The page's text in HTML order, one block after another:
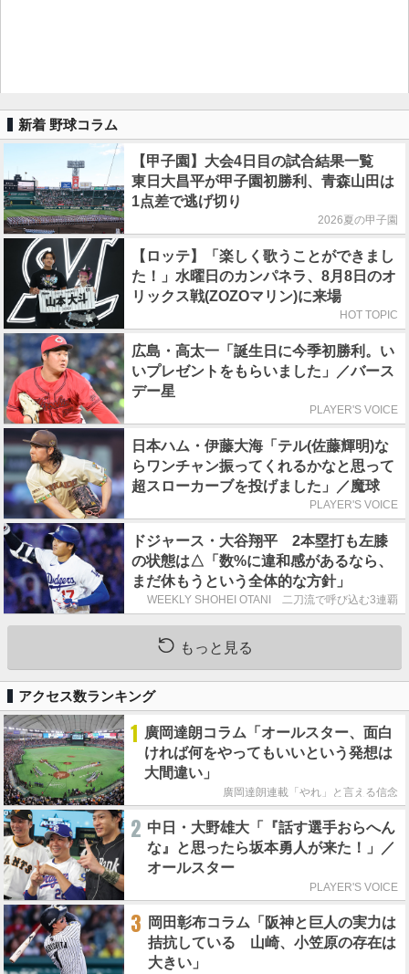
新着 野球コラム
【甲子園】大会4日目の試合結果一覧
東日大昌平が甲子園初勝利、青森山田は
1点差で逃げ切り
2026夏の甲子園
【ロッテ】「楽しく歌うことができまし
た！」水曜日のカンパネラ、8月8日のオ
リックス戦(ZOZOマリン)に来場
HOT TOPIC
広島・高太一「誕生日に今季初勝利。い
いプレゼントをもらいました」／バース
デー星
PLAYER'S VOICE
日本ハム・伊藤大海「テル(佐藤輝明)な
らワンチャン振ってくれるかなと思って
超スローカーブを投げました」／魔球
PLAYER'S VOICE
ドジャース・大谷翔平 2本塁打も左膝
の状態は△「数%に違和感があるなら、
まだ休もうという全体的な方針」
WEEKLY SHOHEI OTANI 二刀流で呼び込む3連覇
もっと見る
アクセス数ランキング
1 廣岡達朗コラム「オールスター、面白
ければ何をやってもいいという発想は
大間違い」
廣岡達朗連載「やれ」と言える信念
2 中日・大野雄大「『話す選手おらへん
な』と思ったら坂本勇人が来た！」／
オールスター
PLAYER'S VOICE
3
岡田彰布コラム「阪神と巨人の実力は
拮抗している 山崎、小笠原の存在は
大きい」